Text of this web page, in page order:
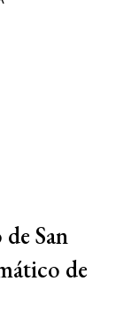
San
de